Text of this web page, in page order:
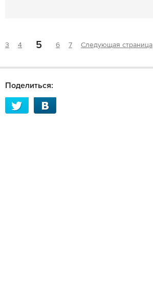
3 4 5 6 7 Следующая страница
Поделиться: